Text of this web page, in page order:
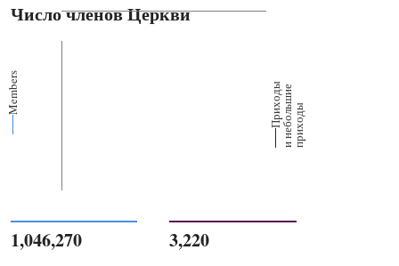
Число членов Церкви
Members П
р
их
о
д
ы
и
н
е
б
о
ль
ш
ие
п
р
и
х
о
ды
1,046,270 3,220